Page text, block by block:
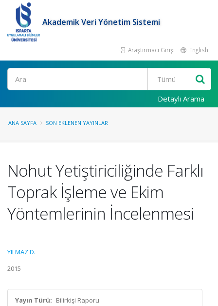
Akademik Veri Yönetim Sistemi
Araştırmacı Girişi English
Ara
Detaylı Arama
ANA SAYFA SON EKLENEN YAYINLAR
Nohut Yetiştiriciliğinde Farklı
Toprak İşleme ve Ekim
Yöntemlerinin İncelenmesi
YILMAZ D.
2015
Yayın Türü: Bilirkişi Raporu